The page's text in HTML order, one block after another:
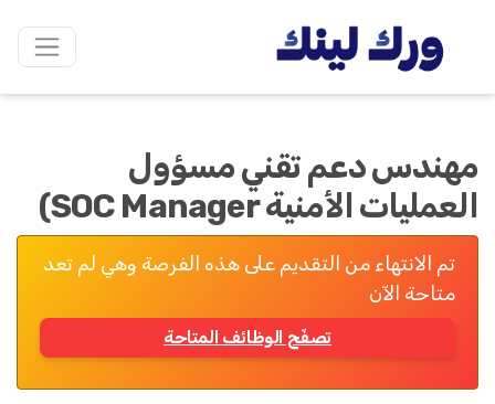
مهندس دعم تقني مسؤول
العمليات الأمنية SOC Manager)
تم الانتهاء من التقديم على هذه الفرصة وهي لم تعد
متاحة الآن
تصفّح الوظائف المتاحة